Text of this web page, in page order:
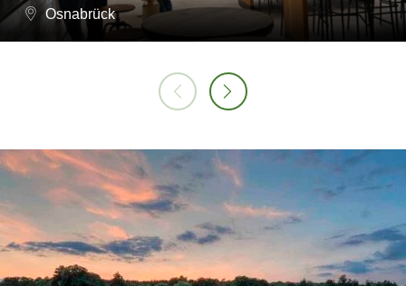
Osnabrück